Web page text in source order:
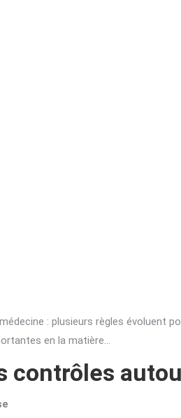
: plusieurs règles évoluent
en la matière…
contrôles